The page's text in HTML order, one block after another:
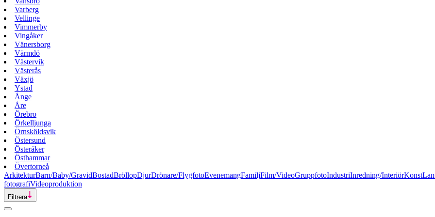
Varberg
Vellinge
Vimmerby
Vingåker
Vänersborg
Värmdö
Västervik
Västerås
Växjö
Ystad
Ånge
Åre
Örebro
Örkelljunga
Örnsköldsvik
Östersund
Österåker
Östhammar
Övertorneå
ArkitekturBarn/Baby/GravidBostadBröllopDjurDrönare/FlygfotoEvenemangFamiljFilm/VideoGruppfotoIndustriInredning/InteriörKonst
fotografiVideoproduktion
Filtrera